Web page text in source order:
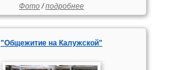
Фото/подробнее
"Общежитие на Калужской"